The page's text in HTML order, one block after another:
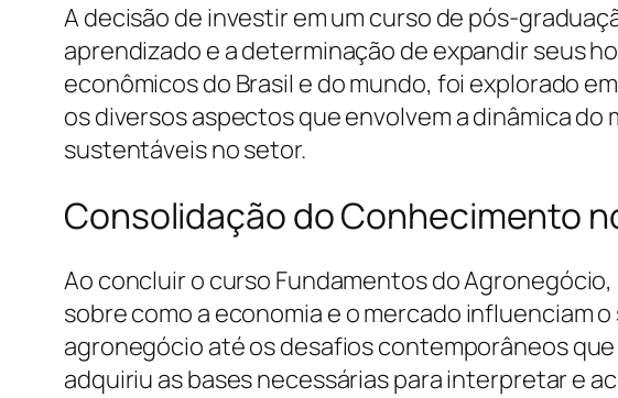
A decisão de investir em um curso de pós-
aprendizado e a determinação de expandir seus
econômicos do Brasil e do mundo, foi explorado
os diversos aspectos que envolvem a dinâmica
sustentáveis no setor.
Consolidação do Conhecimento
Ao concluir o curso Fundamentos do
sobre como a economia e o mercado influenciam
agronegócio até os desafios contemporâneos
adquiriu as bases necessárias para interpretar e